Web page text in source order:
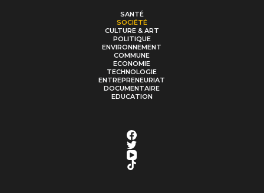
SANTÉ
SOCIÉTÉ
CULTURE & ART
POLITIQUE
ENVIRONNEMENT
COMMUNE
ECONOMIE
TECHNOLOGIE
ENTREPRENEURIAT
DOCUMENTAIRE
EDUCATION